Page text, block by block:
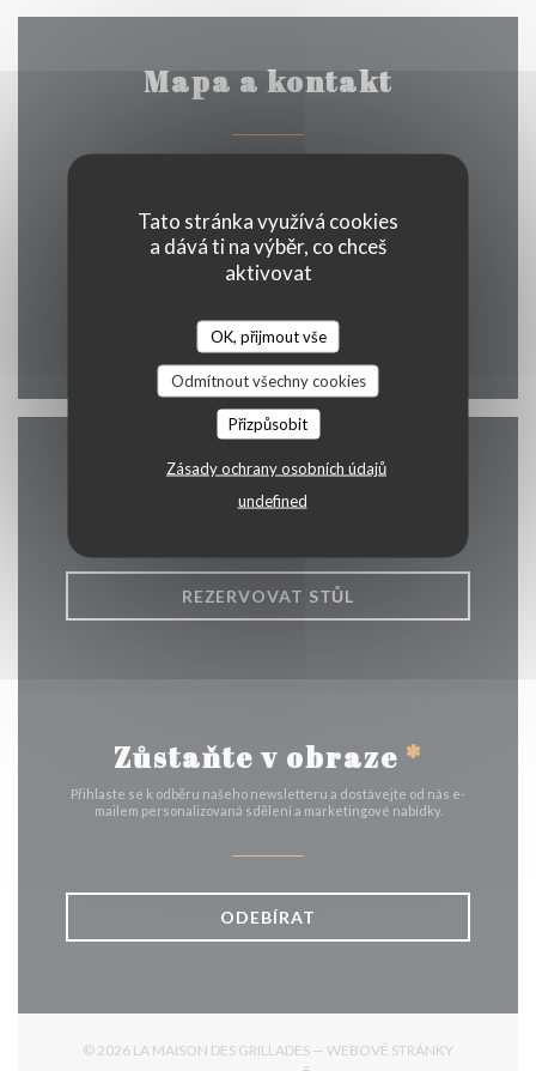
Tato stránka využívá cookies
a dává ti na výběr, co chceš
aktivovat
OK, přijmout vše
Odmítnout všechny cookies
Přizpůsobit
Zásady ochrany osobních údajů
undefined
Mapa a kontakt
069 58 02 70
info@maisondesgrillades.be
Facebook ((otevře se v
Kontaktujte nás
REZERVOVAT STŮL
Zůstaňte v obraze *
Přihlaste se k odběru našeho newsletteru a dostávejte od nás e-
mailem personalizovaná sdělení a marketingové nabídky.
ODEBÍRAT
© 2026 LA MAISON DES GRILLADES — WEBOVÉ STRÁNKY